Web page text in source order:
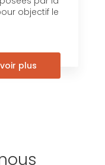
objectif le
plus